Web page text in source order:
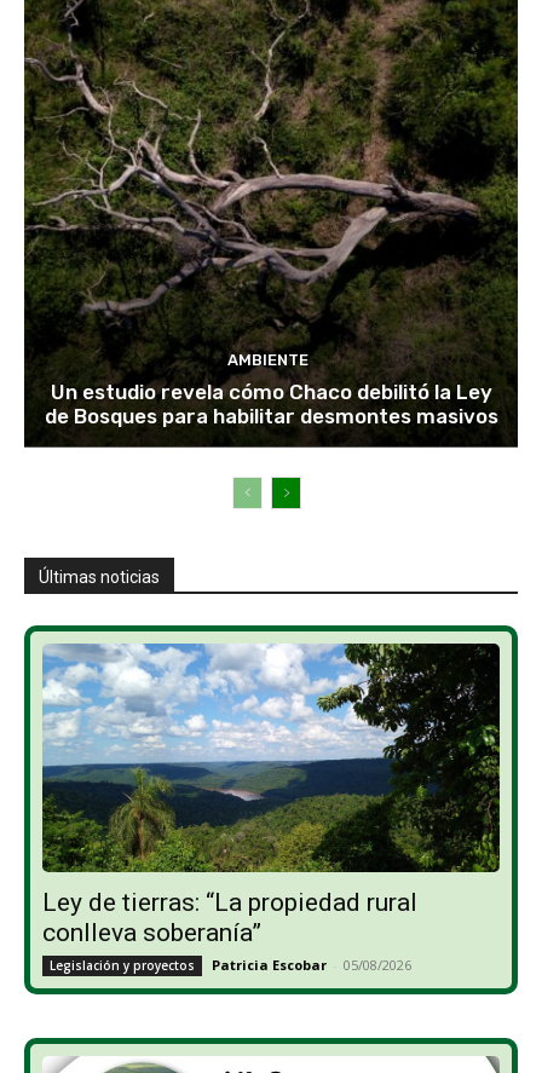
AMBIENTE
Un estudio revela cómo Chaco debilitó la Ley
de Bosques para habilitar desmontes masivos
Últimas noticias
Ley de tierras: “La propiedad rural
conlleva soberanía”
Legislación y proyectos Patricia Escobar - 05/08/2026